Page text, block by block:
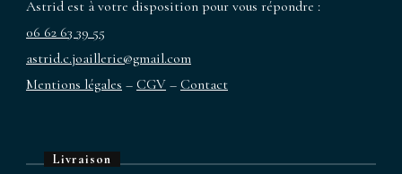
peuvent
Astrid est à votre disposition pour vous répondre :
06 62 63 39 55
astrid.c.joaillerie@gmail.com
Mentions légales – CGV – Contact
Livraison